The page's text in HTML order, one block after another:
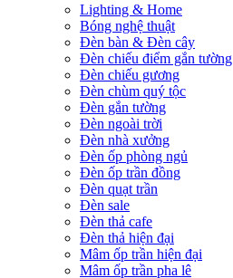
Lighting & Home
Bóng nghệ thuật
Đèn bàn & Đèn cây
Đèn chiếu điểm gắn tường
Đèn chiếu gương
Đèn chùm quý tộc
Đèn gắn tường
Đèn ngoài trời
Đèn nhà xưởng
Đèn ốp phòng ngủ
Đèn ốp trần đồng
Đèn quạt trần
Đèn sale
Đèn thả cafe
Đèn thả hiện đại
Mâm ốp trần hiện đại
Mâm ốp trần pha lê